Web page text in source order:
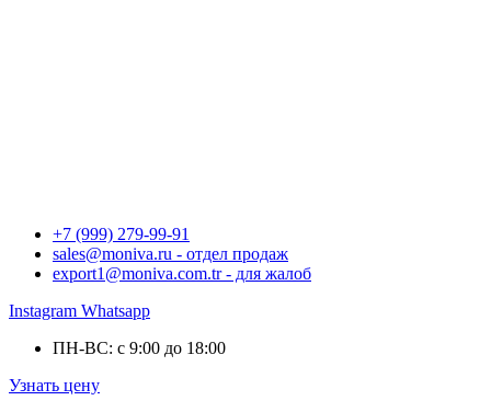
+7 (999) 279-99-91
sales@moniva.ru - отдел продаж
export1@moniva.com.tr - для жалоб
Instagram Whatsapp
ПН-ВС: с 9:00 до 18:00
Узнать цену